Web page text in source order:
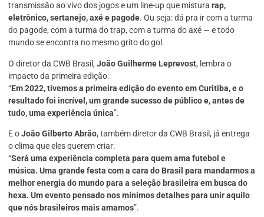
transmissão ao vivo dos jogos e um line-up que mistura rap,
eletrônico, sertanejo, axé e pagode. Ou seja: dá pra ir com a turma
do pagode, com a turma do trap, com a turma do axé — e todo
mundo se encontra no mesmo grito do gol.
O diretor da CWB Brasil, João Guilherme Leprevost, lembra o
impacto da primeira edição:
“Em 2022, tivemos a primeira edição do evento em Curitiba, e o
resultado foi incrível, um grande sucesso de público e, antes de
tudo, uma experiência única”.
E oJoão Gilberto Abrão, também diretor da CWB Brasil, já entrega
o clima que eles querem criar:
“Será uma experiência completa para quem ama futebol e
música. Uma grande festa com a cara do Brasil para mandarmos a
melhor energia do mundo para a seleção brasileira em busca do
hexa. Um evento pensado nos mínimos detalhes para unir aquilo
que nós brasileiros mais amamos”.